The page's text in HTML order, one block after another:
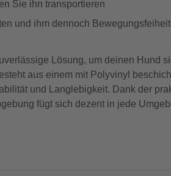
Sie ihn transportieren
und ihm dennoch
Lösung, um deinen Hund
aus einem mit Polyvinyl
und Langlebigkeit. Dank der
fügt sich dezent in jede